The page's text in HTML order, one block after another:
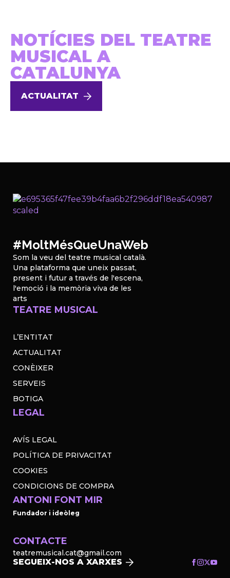
NOTÍCIES DEL TEATRE
MUSICAL A
CATALUNYA
ACTUALITAT
#MoltMésQueUnaWeb
Som la veu del teatre musical català.
Una plataforma que uneix passat,
present i futur a través de l'escena,
l'emoció i la memòria viva de les
arts
TEATRE MUSICAL
L’ENTITAT
ACTUALITAT
CONÈIXER
SERVEIS
BOTIGA
LEGAL
AVÍS LEGAL
POLÍTICA DE PRIVACITAT
COOKIES
CONDICIONS DE COMPRA
ANTONI FONT MIR
Fundador i ideòleg
CONTACTE
teatremusical.cat@gmail.com
SEGUEIX-NOS A XARXES